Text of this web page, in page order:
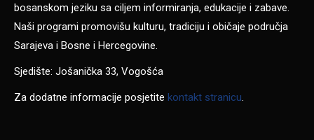
bosanskom jeziku sa ciljem informiranja, edukacije i zabave.
Naši programi promovišu kulturu, tradiciju i običaje područja
Sarajeva i Bosne i Hercegovine.
Sjedište: Jošanička 33, Vogošća
Za dodatne informacije posjetite kontakt stranicu